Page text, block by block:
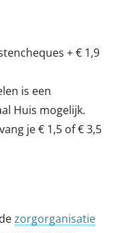
+ € 1,9
is een
Huis mogelijk.
je € 1,5 of € 3,5
zorgorganisatie